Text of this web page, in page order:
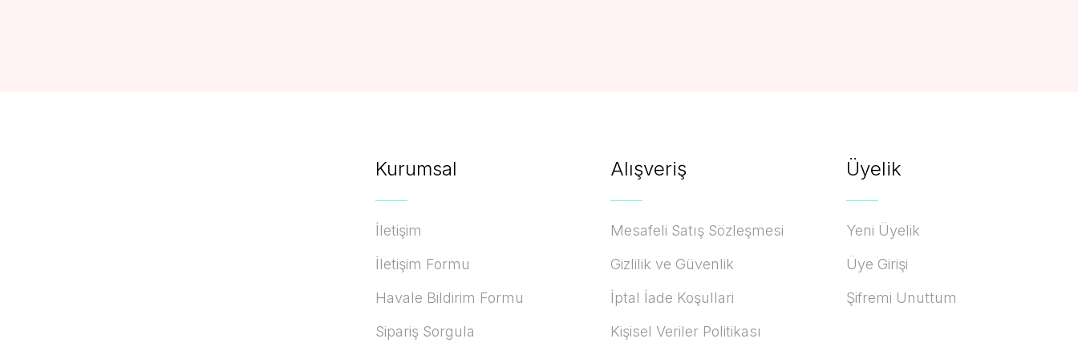
Kurumsal
İletişim
İletişim Formu
Havale Bildirim Formu
Sipariş Sorgula
Alışveriş
Mesafeli Satış Sözleşmesi
Gizlilik ve Güvenlik
İptal İade Koşullari
Kişisel Veriler Politikası
Üyelik
Yeni Üyelik
Üye Girişi
Şifremi Unuttum